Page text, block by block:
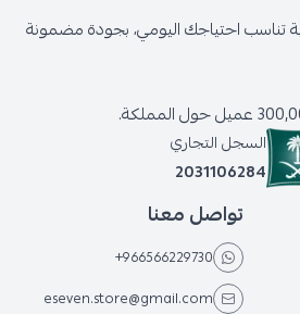
تناسب احتياجك اليومي، بجودة مضمونة
السجل التجاري
2031106284
تواصل معنا
+966566229730
eseven.store@gmail.com